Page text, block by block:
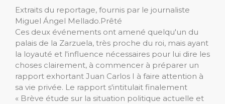
Extraits du reportage, fournis par le journaliste
Miguel Ángel Mellado.Prêté
Ces deux événements ont amené quelqu'un du
palais de la Zarzuela, très proche du roi, mais ayant
la loyauté et l'influence nécessaires pour lui dire les
choses clairement, à commencer à préparer un
rapport exhortant Juan Carlos I à faire attention à
sa vie privée. Le rapport s'intitulait finalement
« Brève étude sur la situation politique actuelle et